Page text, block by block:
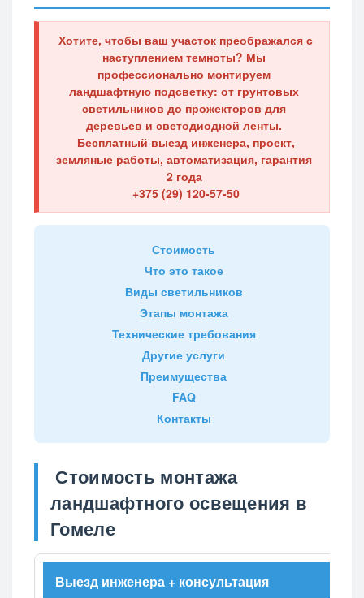
Хотите, чтобы ваш участок преображался с
наступлением темноты? Мы
профессионально монтируем
ландшафтную подсветку: от грунтовых
светильников до прожекторов для
деревьев и светодиодной ленты.
Бесплатный выезд инженера, проект,
земляные работы, автоматизация, гарантия
2 года
+375 (29) 120-57-50
Стоимость
Что это такое
Виды светильников
Этапы монтажа
Технические требования
Другие услуги
Преимущества
FAQ
Контакты
Стоимость монтажа
ландшафтного освещения в
Гомеле
Выезд инженера + консультация